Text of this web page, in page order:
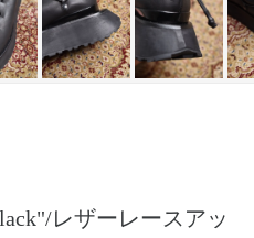
レザーレースアッ